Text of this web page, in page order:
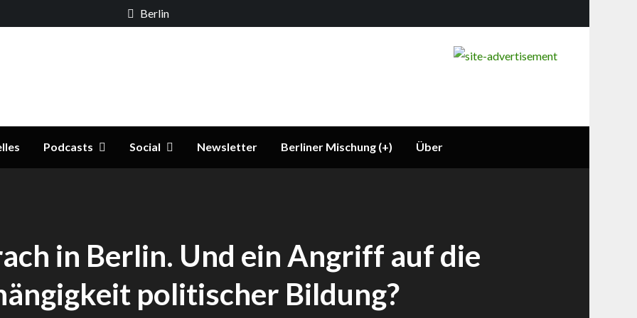
Berlin
Podcasts Social Newsletter Berliner Mischung (+) Über
in Berlin. Und ein Angriff auf die
politischer Bildung?